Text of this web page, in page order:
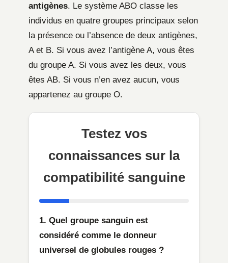
antigènes. Le système ABO classe les
individus en quatre groupes principaux selon
la présence ou l’absence de deux antigènes,
A et B. Si vous avez l’antigène A, vous êtes
du groupe A. Si vous avez les deux, vous
êtes AB. Si vous n’en avez aucun, vous
appartenez au groupe O.
Testez vos
connaissances sur la
compatibilité sanguine
1. Quel groupe sanguin est
considéré comme le donneur
universel de globules rouges ?